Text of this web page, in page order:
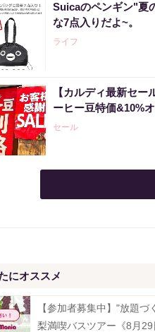
Suicaのペンギン"夏
な7点入りだよ~。
ライフ
【カルディ最新セ
ーヒー豆特価&10%
セール
にオススメ
【参加者募集中】"放題づ
梨満喫バスツアー《8月29